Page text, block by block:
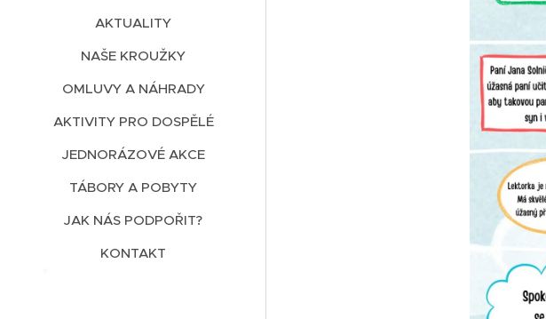
AKTUALITY
NAŠE KROUŽKY
OMLUVY A NÁHRADY
AKTIVITY PRO DOSPĚLÉ
JEDNORÁZOVÉ AKCE
TÁBORY A POBYTY
JAK NÁS PODPOŘIT?
KONTAKT